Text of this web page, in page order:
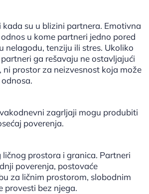
kada su u blizini partnera. Emotivna
u kome partneri jedno pored
nelagodu, tenziju ili stres. Ukoliko
ga rešavaju ne ostavljajući
ni prostor za neizvesnost koja može
zagrljaji mogu produbiti
poverenja.
prostora i granica. Partneri
poverenja, postovaće
za ličnim prostorom, slobodnim
provesti bez njega.